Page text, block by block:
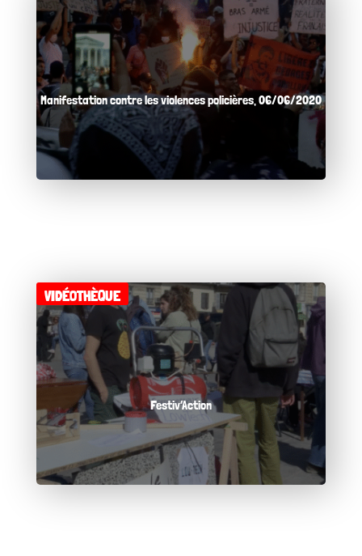
Manifestation contre les violences policières, 06/06/2020
Festiv’Action
VIDÉOTHÈQUE